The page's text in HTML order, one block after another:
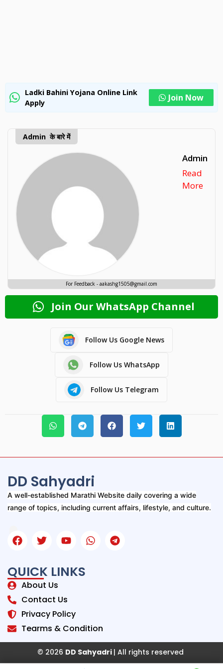
Ladki Bahini Yojana Online Link
Apply
Join Now
Admin के बारे में
Admin
Read
More
For Feedback - aakashg1505@gmail.com
Join Our WhatsApp Channel
Follow Us Google News
Follow Us WhatsApp
Follow Us Telegram
DD Sahyadri
A well-established Marathi Website daily covering a wide
range of topics, including current affairs, lifestyle, and culture.
QUICK LINKS
About Us
Contact Us
Privacy Policy
Tearms & Condition
© 2026 DD Sahyadri | All rights reserved